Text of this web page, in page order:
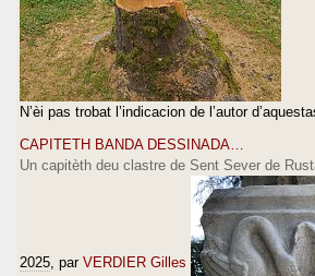
N’èi pas trobat l’indicacion de l’autor
CAPITETH BANDA DESSINADA…
Un capitèth deu clastre de Sent Sever de
2025 , par VERDIER Gilles